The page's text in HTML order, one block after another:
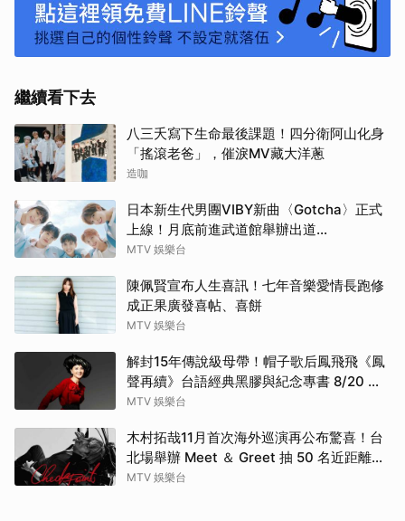
繼續看下去
八三夭寫下生命最後課題！四分衛阿山化身
「搖滾老爸」，催淚MV藏大洋蔥
造咖
日本新生代男團VIBY新曲〈Gotcha〉正式
上線！月底前進武道館舉辦出道
SHOWCASE
MTV 娛樂台
陳佩賢宣布人生喜訊！七年音樂愛情長跑修
成正果廣發喜帖、喜餅
MTV 娛樂台
解封15年傳說級母帶！帽子歌后鳳飛飛《鳳
聲再續》台語經典黑膠與紀念專書 8/20 珍
藏預購
MTV 娛樂台
木村拓哉11月首次海外巡演再公布驚喜！台
北場舉辦 Meet ＆ Greet 抽 50 名近距離互
動
MTV 娛樂台